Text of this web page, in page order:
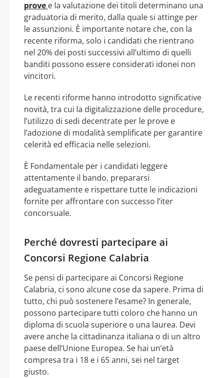
prove e la valutazione dei titoli determinano una
graduatoria di merito, dalla quale si attinge per
le assunzioni. È importante notare che, con la
recente riforma, solo i candidati che rientrano
nel 20% dei posti successivi all’ultimo di quelli
banditi possono essere considerati idonei non
vincitori.
Le recenti riforme hanno introdotto significative
novità, tra cui la digitalizzazione delle procedure,
l’utilizzo di sedi decentrate per le prove e
l’adozione di modalità semplificate per garantire
celerità ed efficacia nelle selezioni.
È Fondamentale per i candidati leggere
attentamente il bando, prepararsi
adeguatamente e rispettare tutte le indicazioni
fornite per affrontare con successo l’iter
concorsuale.
Perché dovresti partecipare ai
Concorsi Regione Calabria
Se pensi di partecipare ai Concorsi Regione
Calabria, ci sono alcune cose da sapere. Prima di
tutto, chi può sostenere l’esame? In generale,
possono partecipare tutti coloro che hanno un
diploma di scuola superiore o una laurea. Devi
avere anche la cittadinanza italiana o di un altro
paese dell’Unione Europea. Se hai un’età
compresa tra i 18 e i 65 anni, sei nel target
giusto.